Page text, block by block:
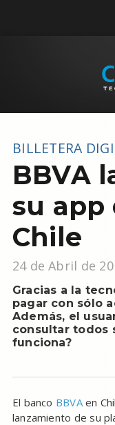
BILLETERA
BBVA
su app
Chile
24 de Abril de
Gracias a la
pagar con sólo
Además, el
consultar todos
funciona?
El banco BBVAen
lanzamiento de su